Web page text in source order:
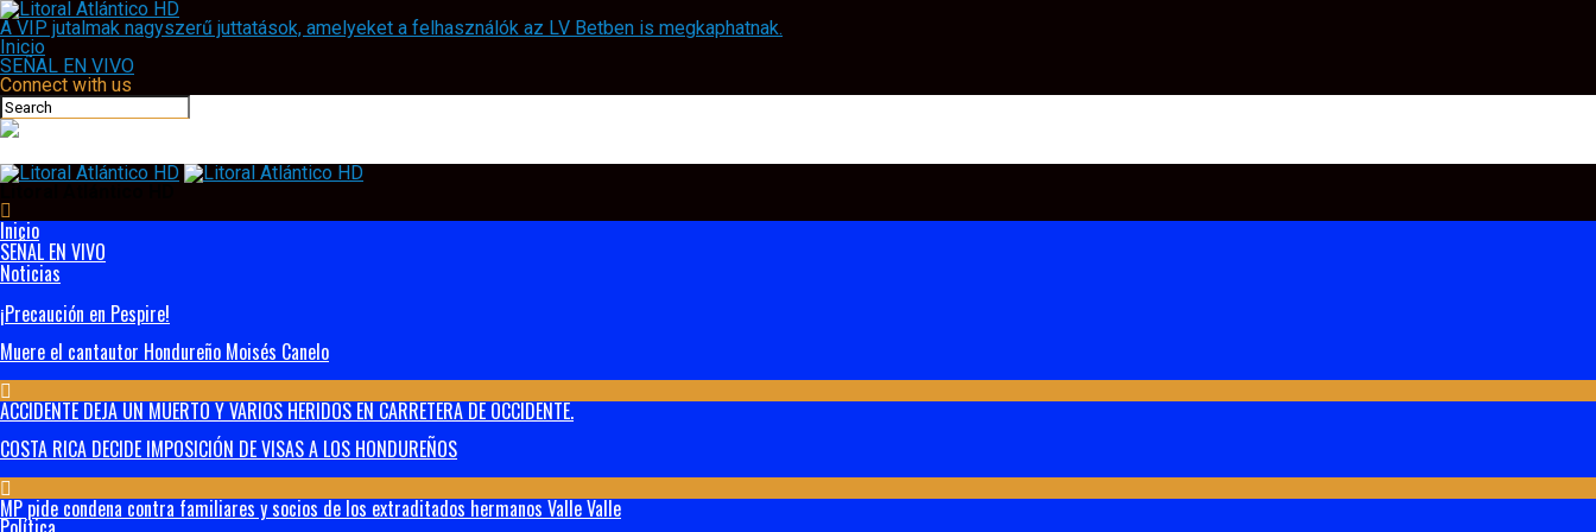
A VIP jutalmak nagyszerű juttatások, amelyeket a felhasználók az LV Betben is megkaphatnak.
Inicio
SEÑAL EN VIVO
Connect with us
Inicio
SEÑAL EN VIVO
Noticias
¡Precaución en Pespire!
Muere el cantautor Hondureño Moisés Canelo
ACCIDENTE DEJA UN MUERTO Y VARIOS HERIDOS EN CARRETERA DE OCCIDENTE.
COSTA RICA DECIDE IMPOSICIÓN DE VISAS A LOS HONDUREÑOS
MP pide condena contra familiares y socios de los extraditados hermanos Valle Valle